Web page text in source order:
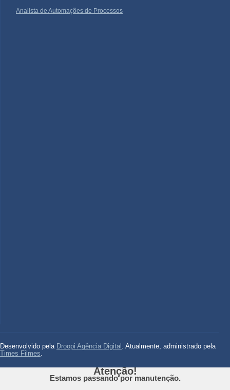
Analista de Automações de Processos
Desenvolvido pela Droopi Agência Digital . Atualmente, administrado pela
Times Filmes.
Atenção!
Estamos passando por manutenção.